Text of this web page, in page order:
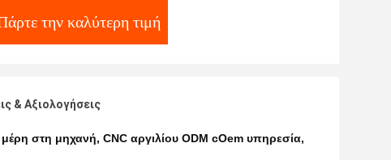
την καλύτερη τιμή
& Αξιολογήσεις
στη μηχανή, CNC αργιλίου ODM cOem υπηρεσία,